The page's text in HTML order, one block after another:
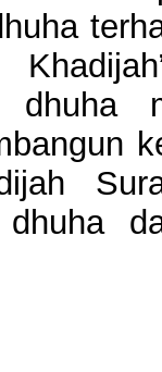
dhuha
dhuha